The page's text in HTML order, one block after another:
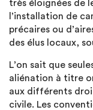
très éloignées de
l’installation de
précaires ou
des élus locaux,
L’on sait que
aliénation à titre
aux différents
civile. Les